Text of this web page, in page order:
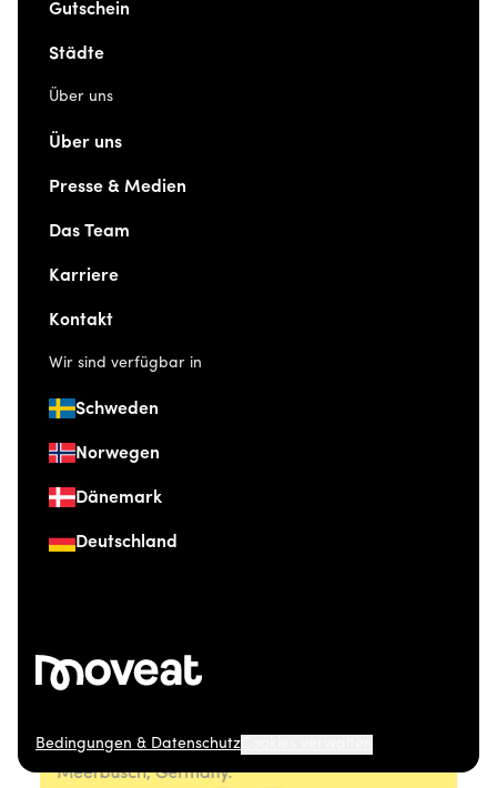
Gutschein
Städte
Über uns
Über uns
Presse & Medien
Das Team
Karriere
Kontakt
Wir sind verfügbar in
Schweden
Norwegen
Dänemark
Deutschland
Bedingungen & Datenschutz
© 2026 Moveat. Düsseldorfer Straße 41, 40667
Meerbusch, Germany.